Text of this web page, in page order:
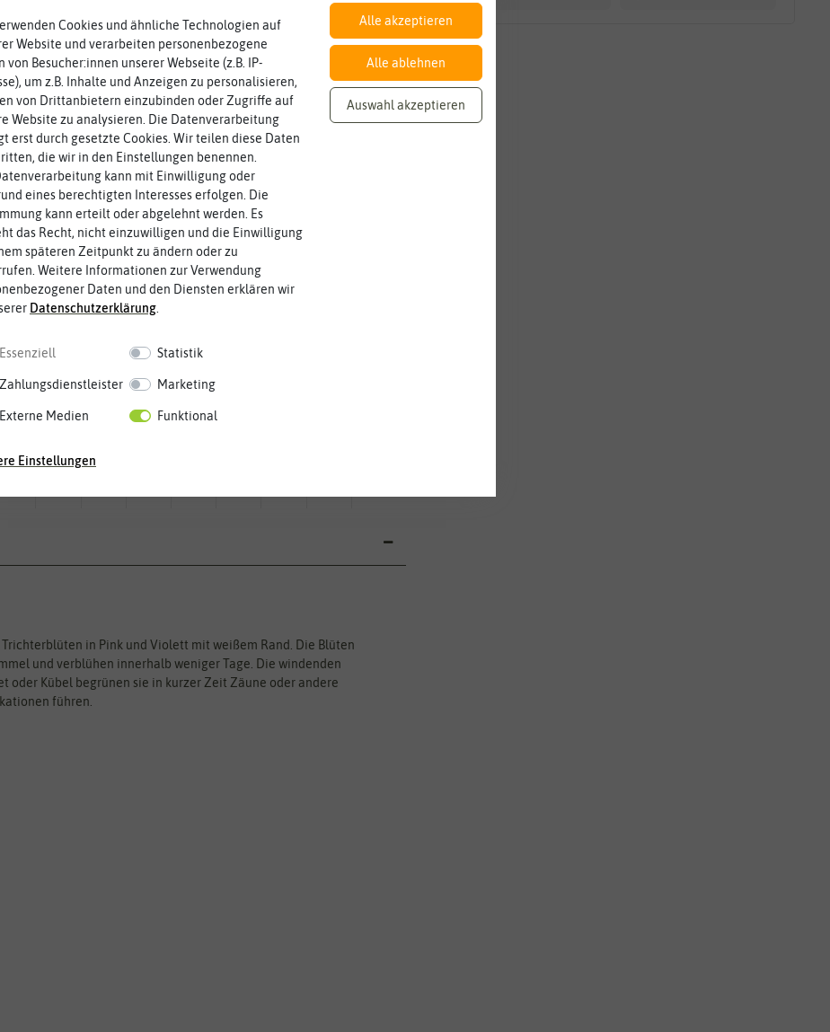
nein
Pflanzen, die im Freien ohne
Probleme überwintern können. 30 cm
Welchen Abstand sollten die
Pflanzen voneinander haben?
Blütenfarbe
bunt
Wie ist die Blüte eingefärbt? Kann
auch mehrfarbig sein.
in Pink und Violett mit weißem Rand. Die Blüten
und verblühen innerhalb weniger Tage. Die windenden
Kübel begrünen sie in kurzer Zeit Zäune oder andere
führen.
Cookies und ähnliche Technologien auf
Website und verarbeiten personenbezogene
von Besucher:innen unserer Webseite (z.B. IP-
um z.B. Inhalte und Anzeigen zu personalisieren,
von Drittanbietern einzubinden oder Zugriffe auf
Website zu analysieren. Die Datenverarbeitung
erst durch gesetzte Cookies. Wir teilen diese Daten
die wir in den Einstellungen benennen.
kann mit Einwilligung oder
eines berechtigten Interesses erfolgen. Die
kann erteilt oder abgelehnt werden. Es
das Recht, nicht einzuwilligen und die Einwilligung
späteren Zeitpunkt zu ändern oder zu
Weitere Informationen zur Verwendung
Daten und den Diensten erklären wir
Daten­schutz­erklärung
Essenziell Statistik
Zahlungsdienstleister Marketing
Externe Medien Funktional
Einstellungen
Alle akzeptieren
Alle ablehnen
Auswahl akzeptieren